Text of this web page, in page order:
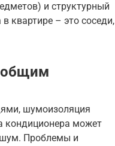
и структурный
квартире – это соседи,
общим
шумоизоляция
кондиционера может
шум. Проблемы и